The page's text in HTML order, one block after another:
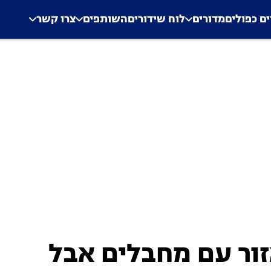
Application error: a
. כפוליםמדורים לוח שידוריםהשותפים צרו קשר
עם מחבלים אבל